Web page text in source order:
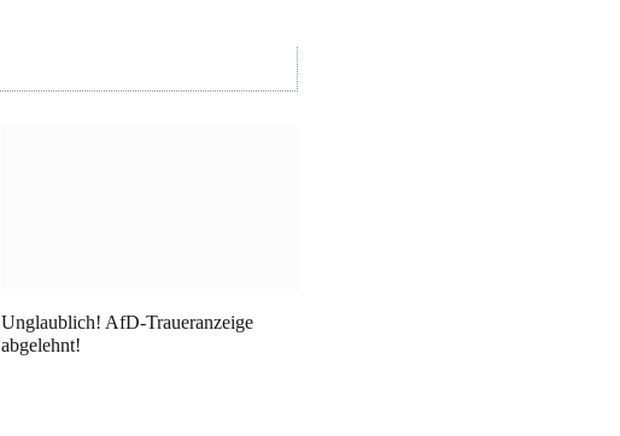
Unglaublich! AfD-Traueranzeige
abgelehnt!